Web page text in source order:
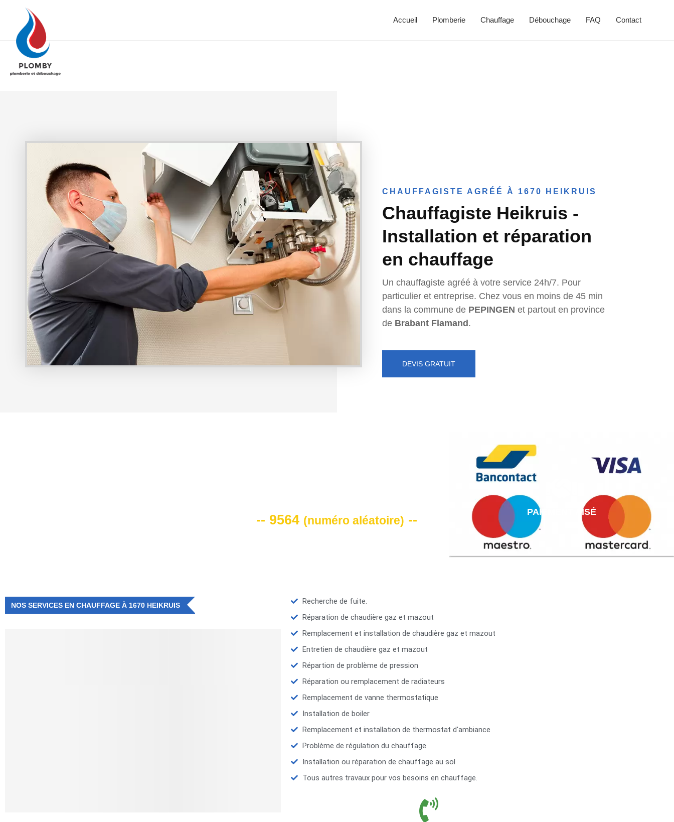
Accueil Plomberie Chauffage Débouchage FAQ Contact
CHAUFFAGISTE AGRÉÉ À 1670 HEIKRUIS
Chauffagiste Heikruis -
Installation et réparation
en chauffage
Un chauffagiste agréé à votre service 24h/7. Pour
particulier et entreprise. Chez vous en moins de 45 min
dans la commune de PEPINGEN et partout en province
de Brabant Flamand.
DEVIS GRATUIT
-- 9564 (numéro aléatoire) --
PAIEMENT AISÉ
NOS SERVICES EN CHAUFFAGE À 1670 HEIKRUIS
Recherche de fuite.
Réparation de chaudière gaz et mazout
Remplacement et installation de chaudière gaz et mazout
Entretien de chaudière gaz et mazout
Répartion de problème de pression
Réparation ou remplacement de radiateurs
Remplacement de vanne thermostatique
Installation de boiler
Remplacement et installation de thermostat d'ambiance
Problème de régulation du chauffage
Installation ou réparation de chauffage au sol
Tous autres travaux pour vos besoins en chauffage.